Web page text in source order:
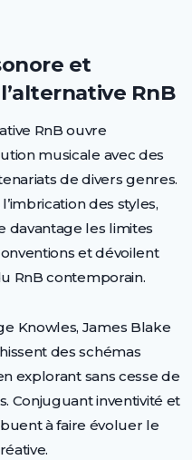
et
RnB
RnB ouvre
musicale avec des
de divers genres.
des styles,
davantage les limites
et dévoilent
RnB contemporain.
Knowles, James Blake
des schémas
explorant sans cesse de
Conjuguant inventivité et
à faire évoluer le